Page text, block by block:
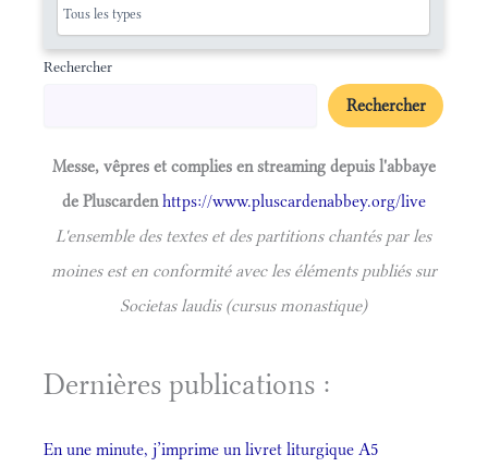
Rechercher
Rechercher
Messe, vêpres et complies en streaming depuis l'abbaye
de Pluscardenhttps://www.pluscardenabbey.org/live
L'ensemble des textes et des partitions chantés par les
moines est en conformité avec les éléments publiés sur
Societas laudis (cursus monastique)
Dernières publications :
En une minute, j’imprime un livret liturgique A5